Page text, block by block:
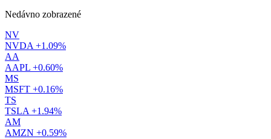
Nedávno zobrazené
NV
NVDA +1.09%
AA
AAPL +0.60%
MS
MSFT +0.16%
TS
TSLA +1.94%
AM
AMZN +0.59%